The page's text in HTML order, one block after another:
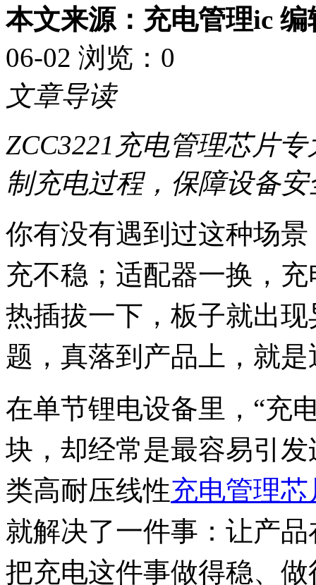
本文来源：充电管理ic
06-02 浏览： 0
文章导读
ZCC3221充电管理芯片
制充电过程，保障设备
你有没有遇到过这种场
充不稳；适配器一换，
热插拔一下，板子就出
题，真落到产品上，就
在单节锂电设备里，“充
块，却经常是最容易引
类高耐压线性充电管理芯
就解决了一件事：让产
把充电这件事做得稳、